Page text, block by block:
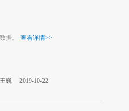
据。 查看详情>>
巍 2019-10-22